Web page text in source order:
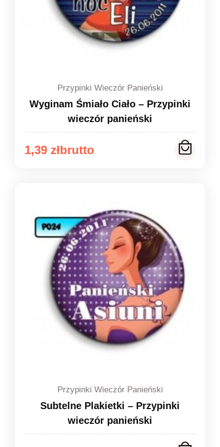
Przypinki Wieczór Panieński
Wyginam Śmiało Ciało – Przypinki
wieczór panieński
1,39 zł
Zakres
do
1,49 zł
Przypinki Wieczór Panieński
Subtelne Plakietki – Przypinki
wieczór panieński